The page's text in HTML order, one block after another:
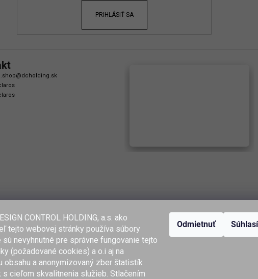
CONTROL HOLDING, a.s. ako
tejto webovej stránky používa súbory
nevyhnutné pre správne fungovanie tejto
(požadované cookies) a o.i aj na
obsahu a anonymizovaný zber štatistík
s cieľom skvalitnenia služieb. Stlačením
Odmietnuť
PRIHLÁSIŤ SA
@dcholding.sk